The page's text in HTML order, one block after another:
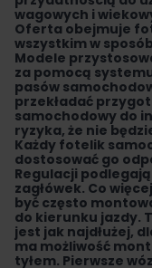
wagowych i
Oferta obejmuje
wszystkim w
Modele
za pomocą
pasów
przekładać
samochodowy do
ryzyka, że nie
Każdy fotelik
dostosować go
Regulacji
zagłówek. Co
być często
do kierunku jazdy.
jest jak najdłużej,
ma możliwość
tyłem. Pierwsze